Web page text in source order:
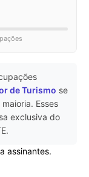
de Turismo se
Esses
exclusiva do
assinantes.